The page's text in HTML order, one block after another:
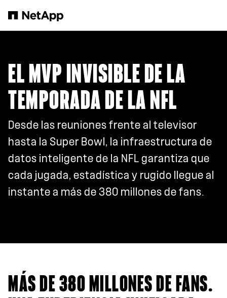
EL MVP INVISIBLE DE LA
TEMPORADA DE LA NFL
Desde las reuniones frente al televisor
hasta la Super Bowl, la infraestructura de
datos inteligente de la NFL garantiza que
cada jugada, estadística y rugido llegue al
instante a más de 380 millones de fans.
MÁS DE 380 MILLONES DE FANS.